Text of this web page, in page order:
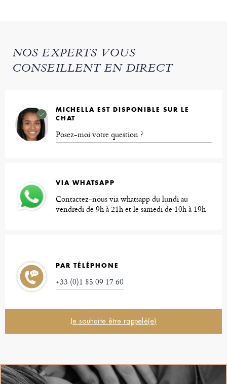
NOS EXPERTS VOUS
CONSEILLENT EN DIRECT
MICHELLA EST DISPONIBLE SUR LE
CHAT
Posez-moi votre question ?
VIA WHATSAPP
Contactez-nous via whatsapp du lundi au
vendredi de 9h à 21h et le samedi de 10h à 19h
PAR TÉLÉPHONE
+33 (0)1 85 09 17 60
Je souhaite être rappelé(e)